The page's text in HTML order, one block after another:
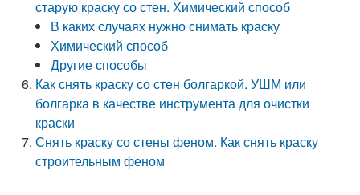
старую краску со стен. Химический способ
В каких случаях нужно снимать краску
Химический способ
Другие способы
Как снять краску со стен болгаркой. УШМ или
болгарка в качестве инструмента для очистки
краски
Снять краску со стены феном. Как снять краску
строительным феном